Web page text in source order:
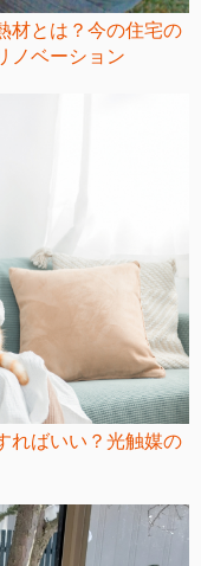
材とは？今の住宅の
ノベーション
ればいい？光触媒の